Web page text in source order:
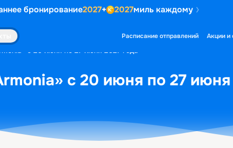
бронирование2027+ 2027миль каждому
Расписание отправлений Акции и
с 20 июня по 27 июня 2027 года
с 20 июня по 27 июня